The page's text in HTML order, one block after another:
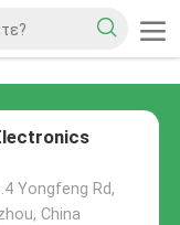
Yongfeng Rd,
China